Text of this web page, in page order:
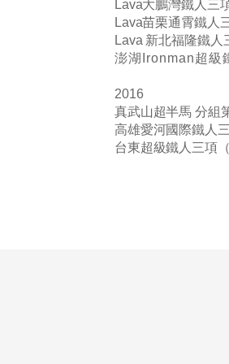
Lava大鵬灣鐵人三
Lava苗栗通霄鐵人
Lava 新北福隆鐵人
澎湖Ironman超級
2016
真武山超半馬 分組
高雄愛河國際鐵人
台東超級鐵人三項（